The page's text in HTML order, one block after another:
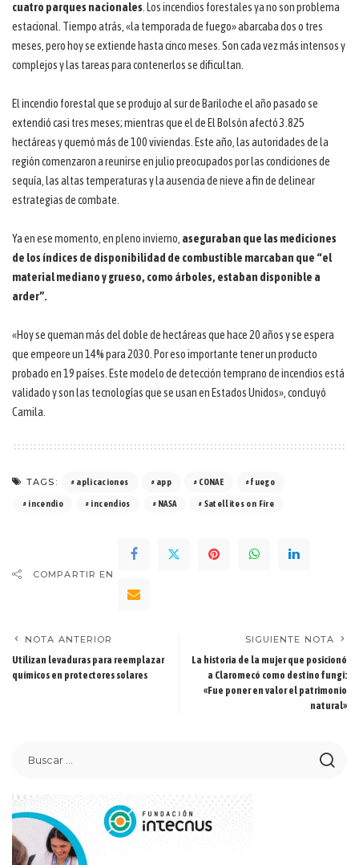
cuatro parques nacionales. Los incendios forestales ya no son problema
estacional. Tiempo atrás, «la temporada de fuego» abarcaba dos o tres
meses, pero hoy se extiende hasta cinco meses. Son cada vez más intensos y
complejos y las tareas para contenerlos se dificultan.
El incendio forestal que se produjo al sur de Bariloche el año pasado se
extendió casi tres meses; mientras que el de El Bolsón afectó 3.825
hectáreas y quemó más de 100 viviendas. Este año, las autoridades de la
región comenzaron a reunirse en julio preocupados por las condiciones de
sequía, las altas temperaturas y la ausencia de nieve a fin de delinear
estrategias de combate.
Ya en ese momento, en pleno invierno, aseguraban que las mediciones
de los índices de disponibilidad de combustible marcaban que “el
material mediano y grueso, como árboles, estaban disponible a
arder”.
«Hoy se queman más del doble de hectáreas que hace 20 años y se espera
que empeore un 14% para 2030. Por eso importante tener un producto
probado en 19 países. Este modelo de detección temprano de incendios está
validado y son las tecnologías que se usan en Estados Unidos», concluyó
Camila.
TAGS: aplicaciones app CONAE fuego
incendio incendios NASA Satellites on Fire
COMPARTIR EN
NOTA ANTERIOR
Utilizan levaduras para reemplazar
químicos en protectores solares
SIGUIENTE NOTA
La historia de la mujer que posicionó
a Claromecó como destino fungi:
«Fue poner en valor el patrimonio
natural»